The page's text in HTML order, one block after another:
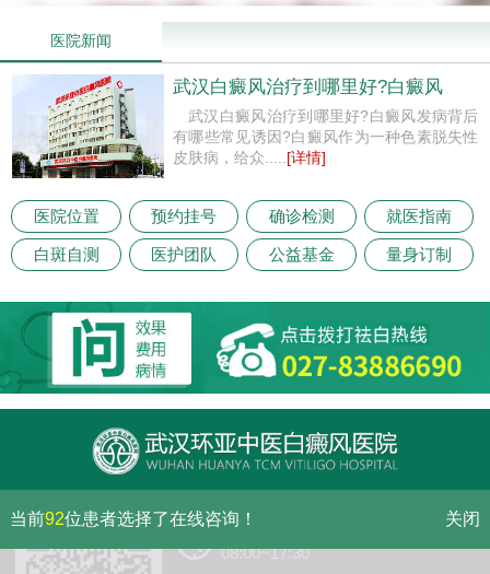
医院新闻
武汉白癜风治疗到哪里好?白癜风
武汉白癜风治疗到哪里好?白癜风发病背后
有哪些常见诱因?白癜风作为一种色素脱失性
皮肤病，给众..... [详情]
医院位置 预约挂号 确诊检测 就医指南
白斑自测 医护团队 公益基金 量身订制
门诊（节假日无休息）
08:00~17:30
当前92位患者选择了在线咨询！ 关闭